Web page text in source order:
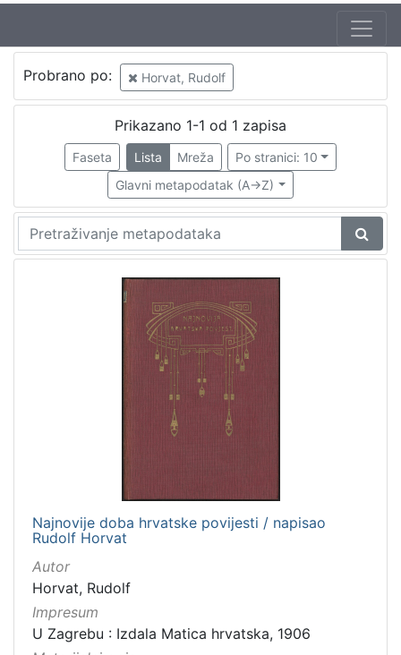
Probrano po: Horvat, Rudolf
Prikazano 1-1 od 1 zapisa
Faseta Lista Mreža
Po stranici: 10
Glavni metapodatak (A->Z)
Najnovije doba hrvatske povijesti / napisao
Rudolf Horvat
Autor
Horvat, Rudolf
Impresum
U Zagrebu : Izdala Matica hrvatska, 1906